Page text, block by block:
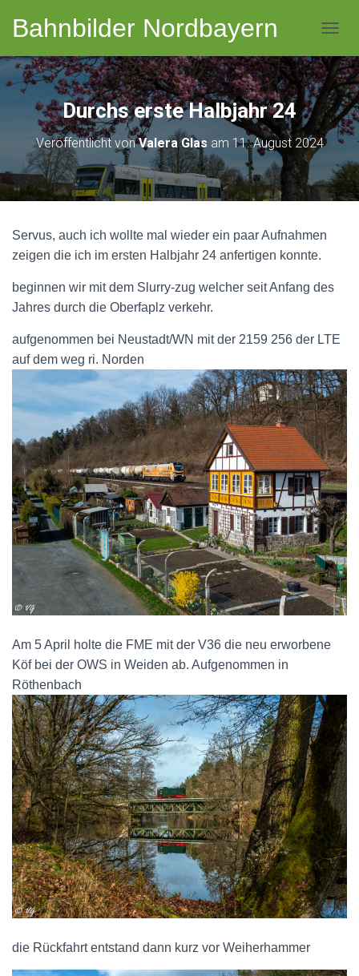
Bahnbilder Nordbayern
Durchs erste Halbjahr 24
Veröffentlicht vonValera Glas am 11. August 2024
Servus, auch ich wollte mal wieder ein paar Aufnahmen
zeigen die ich im ersten Halbjahr 24 anfertigen konnte.
beginnen wir mit dem Slurry-zug welcher seit Anfang des
Jahres durch die Oberfaplz verkehr.
aufgenommen bei Neustadt/WN mit der 2159 256 der LTE
auf dem weg ri. Norden
Am 5 April holte die FME mit der V36 die neu erworbene
Köf bei der OWS in Weiden ab. Aufgenommen in
Röthenbach
die Rückfahrt entstand dann kurz vor Weiherhammer